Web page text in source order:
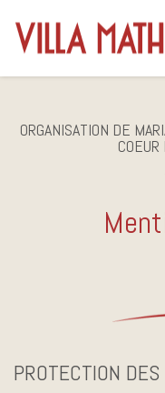
ORGANISATION DE
PROTECTION